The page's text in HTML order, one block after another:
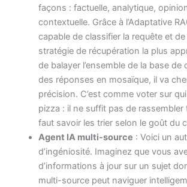
façons : factuelle, analytique,
contextuelle. Grâce à l’Adaptative
capable de classifier la requête et
stratégie de récupération la plus
de balayer l’ensemble de la base de
des réponses en mosaïque, il va
précision. C’est comme voter sur
pizza : il ne suffit pas de rassembler
faut savoir les trier selon le goût du
Agent IA multi-source : Voici un
d’ingéniosité. Imaginez que vous
d’informations à jour sur un sujet
multi-source peut naviguer